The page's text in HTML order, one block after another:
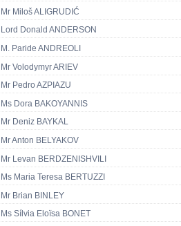
Mr Miloš ALIGRUDIĆ
Lord Donald ANDERSON
M. Paride ANDREOLI
Mr Volodymyr ARIEV
Mr Pedro AZPIAZU
Ms Dora BAKOYANNIS
Mr Deniz BAYKAL
Mr Anton BELYAKOV
Mr Levan BERDZENISHVILI
Ms Maria Teresa BERTUZZI
Mr Brian BINLEY
Ms Sílvia Eloïsa BONET